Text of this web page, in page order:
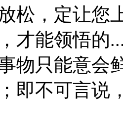
松，定让您
才能领悟的
物只能意会
即不可言说